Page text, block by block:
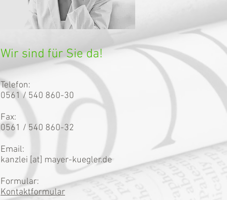
Wir sind für Sie da!
Telefon:
0561 / 540 860-30
Fax:
0561 / 540 860-32
Email:
kanzlei [at] mayer-kuegler.de
Formular:
Kontaktformular